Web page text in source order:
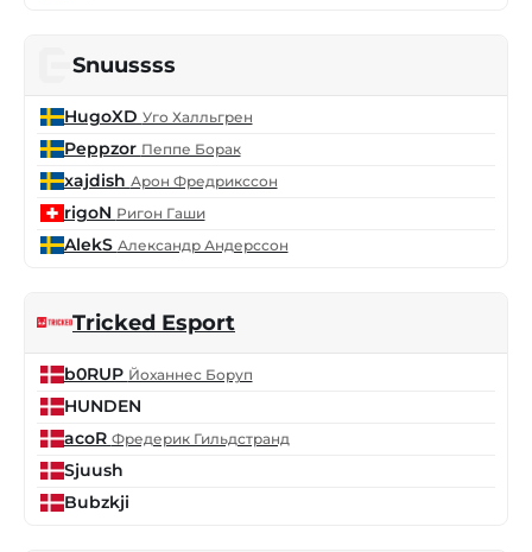
Snuussss
HugoXD Уго Халльгрен
Peppzor Пеппе Борак
xajdish Арон Фредрикссон
rigoN Ригон Гаши
AlekS Александр Андерссон
Tricked Esport
b0RUP Йоханнес Боруп
HUNDEN
acoR Фредерик Гильдстранд
Sjuush
Bubzkji